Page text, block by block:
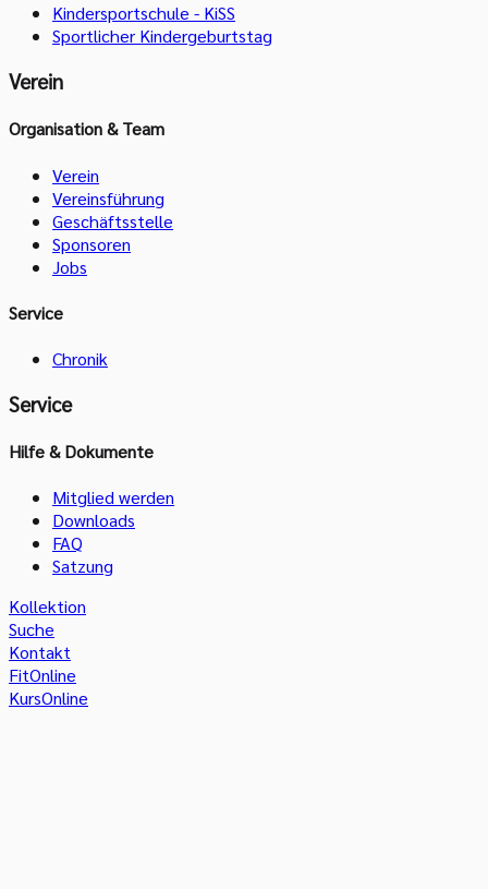
Kindersportschule - KiSS
Sportlicher Kindergeburtstag
Verein
Organisation & Team
Verein
Vereinsführung
Geschäftsstelle
Sponsoren
Jobs
Service
Chronik
Service
Hilfe & Dokumente
Mitglied werden
Downloads
FAQ
Satzung
Kollektion
Suche
Kontakt
FitOnline
KursOnline